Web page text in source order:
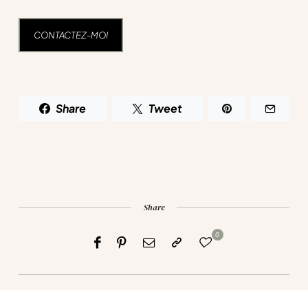
CONTACTEZ-MOI
Share Tweet
Share
0